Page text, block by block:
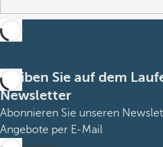
Bleiben Sie auf dem
Newsletter
Abonnieren Sie unseren
Angebote per E-Mail